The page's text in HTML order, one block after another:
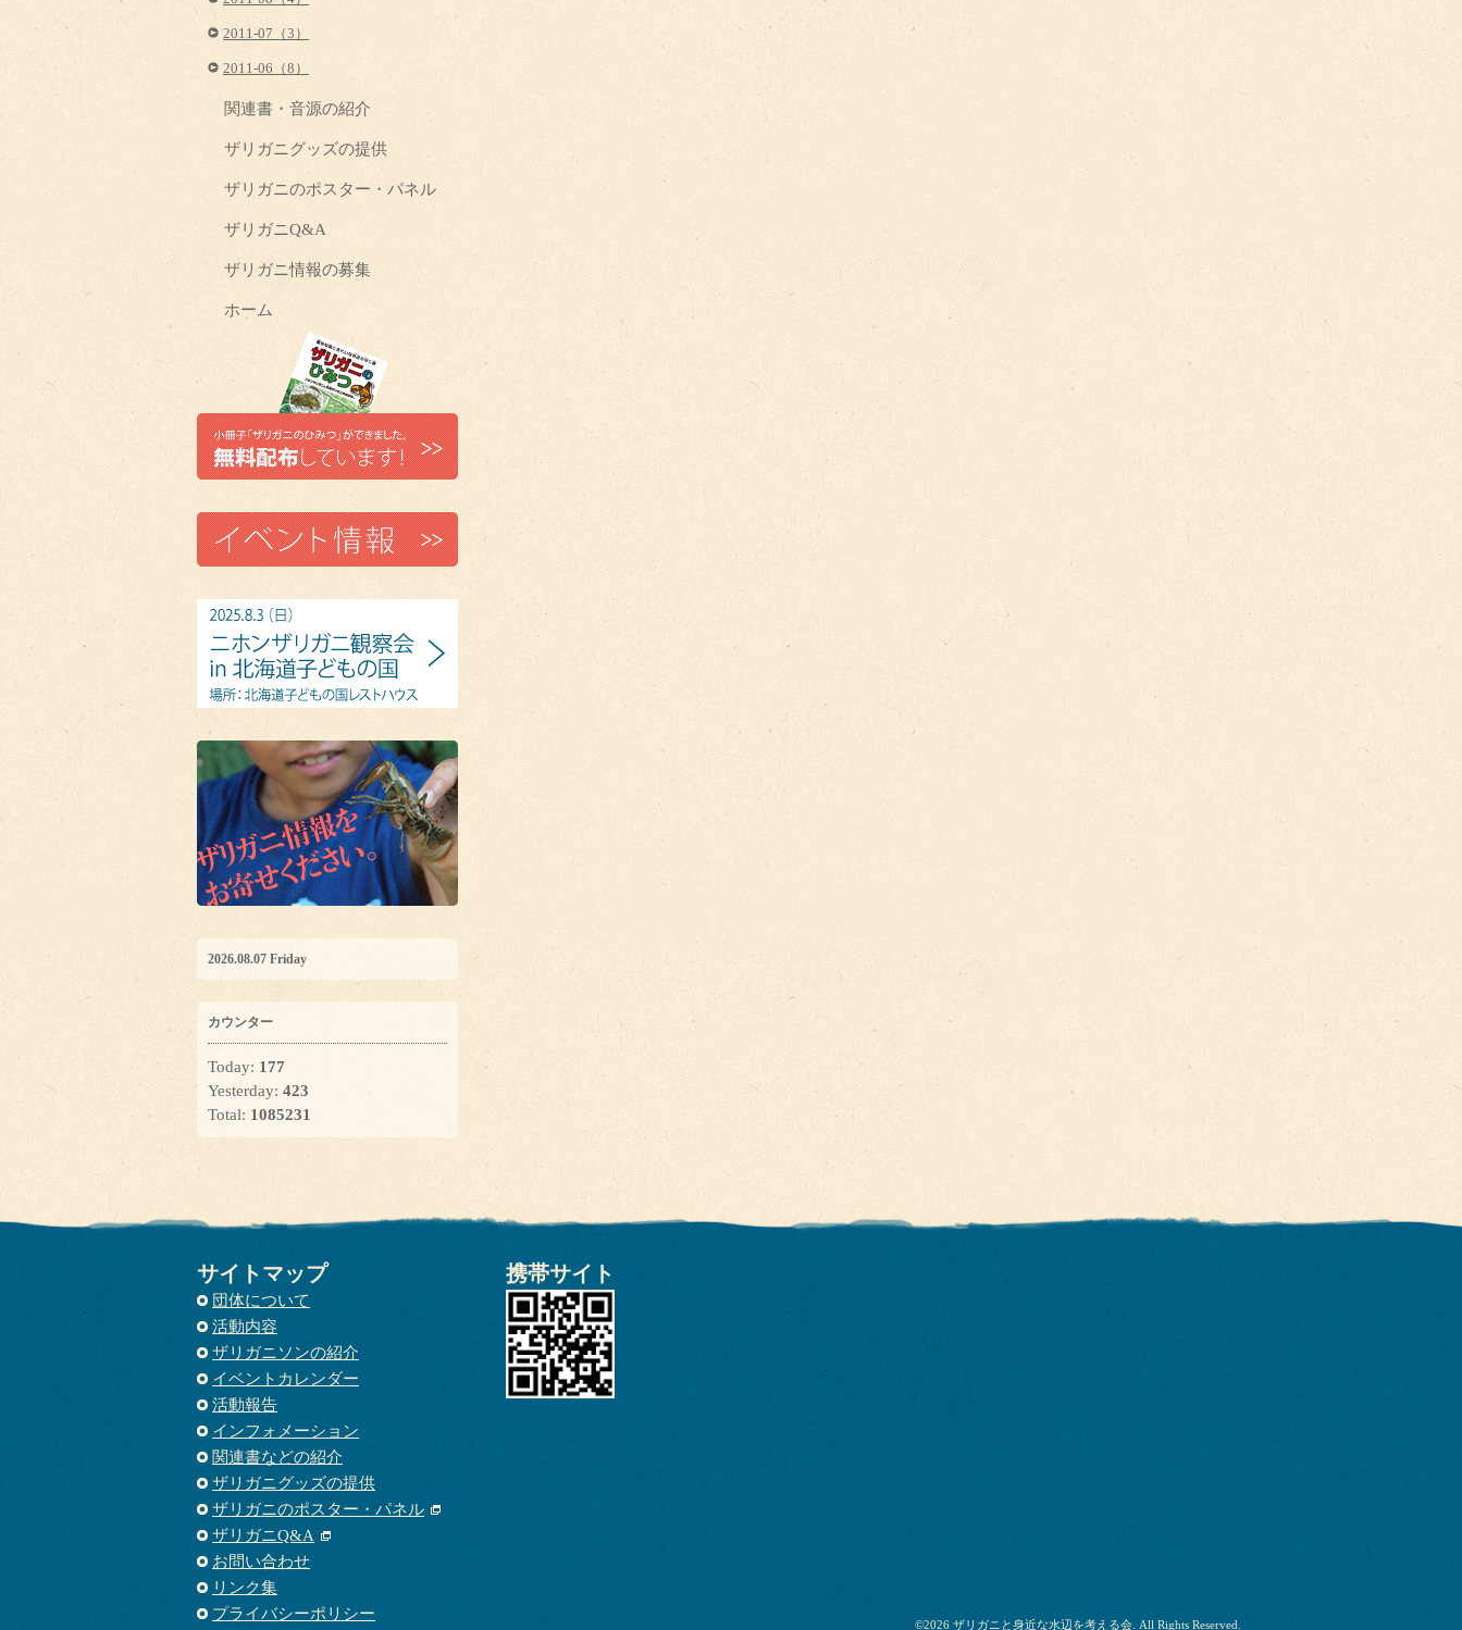
2011-07（3）
2011-06（8）
関連書・音源の紹介
ザリガニグッズの提供
ザリガニのポスター・パネル
ザリガニQ&A
ザリガニ情報の募集
ホーム
2026.08.07 Friday
カウンター
Today: 177
Yesterday: 423
Total: 1085231
サイトマップ
団体について
活動内容
ザリガニソンの紹介
イベントカレンダー
活動報告
インフォメーション
関連書などの紹介
ザリガニグッズの提供
ザリガニのポスター・パネル
ザリガニQ&A
お問い合わせ
リンク集
プライバシーポリシー
携帯サイト
©2026 ザリガニと身近な水辺を考える会 . All Rights Reserved.